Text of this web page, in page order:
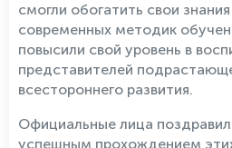
смогли обогатить свои
современных методик
повысили свой уровень в
представителей
всестороннего развития.
Официальные лица
успешным прохождением